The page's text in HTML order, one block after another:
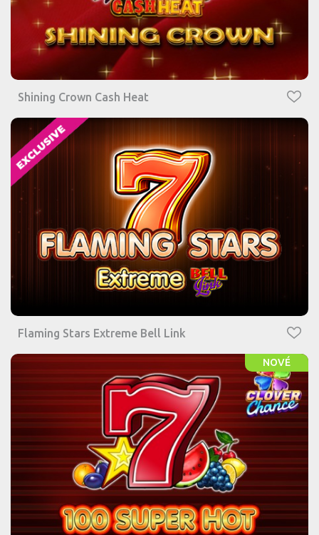
Shining Crown Cash Heat
Flaming Stars Extreme Bell Link
NOVÉ